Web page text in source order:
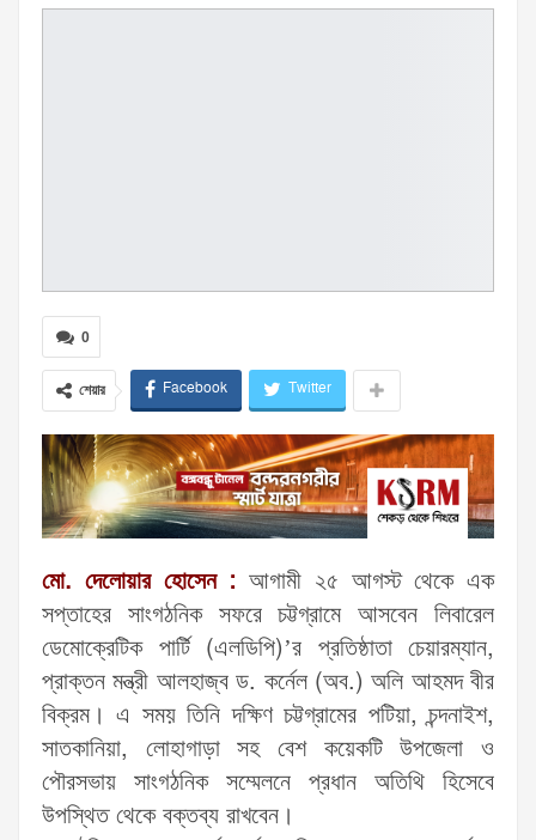
0
শেয়ার Facebook Twitter
মো. দেলোয়ার হোসেন : আগামী ২৫ আগস্ট থেকে এক
সপ্তাহের সাংগঠনিক সফরে চট্টগ্রামে আসবেন লিবারেল
ডেমোক্রেটিক পার্টি (এলডিপি)’র প্রতিষ্ঠাতা চেয়ারম্যান,
প্রাক্তন মন্ত্রী আলহাজ্ব ড. কর্নেল (অব.) অলি আহমদ বীর
বিক্রম। এ সময় তিনি দক্ষিণ চট্টগ্রামের পটিয়া, চন্দনাইশ,
সাতকানিয়া, লোহাগাড়া সহ বেশ কয়েকটি উপজেলা ও
পৌরসভায় সাংগঠনিক সম্মেলনে প্রধান অতিথি হিসেবে
উপস্থিত থেকে বক্তব্য রাখবেন।